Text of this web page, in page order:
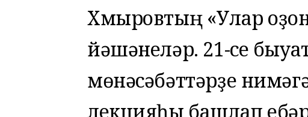
Хмыровтың «Улар
йәшәнеләр. 21-се
мөнәсәбәттәрҙе
лекцияһы башлап